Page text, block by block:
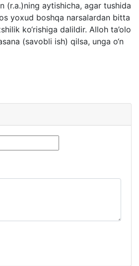
(r.a.)ning aytishicha, agar tushida
yoxud boshqa narsalardan bitta
ko‘rishiga dalildir. Alloh ta’olo
(savobli ish) qilsa, unga o‘n